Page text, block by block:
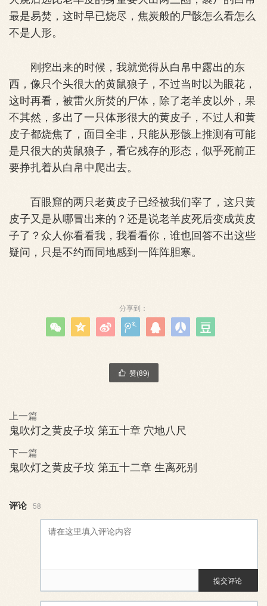
最是易焚，这时早已烧尽，焦炭般的尸骸怎么看怎么
不是人形。
刚挖出来的时候，我就觉得从白帛中露出的东
西，像只个头很大的黄鼠狼子，不过当时以为眼花，
这时再看，被雷火所焚的尸体，除了老羊皮以外，果
不其然，多出了一只体形很大的黄皮子，不过人和黄
皮子都烧焦了，面目全非，只能从形骸上推测有可能
是只很大的黄鼠狼子，看它残存的形态，似乎死前正
要挣扎着从白帛中爬出去。
百眼窟的两只老黄皮子已经被我们宰了，这只黄
皮子又是从哪冒出来的？还是说老羊皮死后变成黄皮
子了？众人你看看我，我看看你，谁也回答不出这些
疑问，只是不约而同地感到一阵阵胆寒。
分享到：
      
 赞(89)
上一篇
鬼吹灯之黄皮子坟 第五十章 穴地八尺
下一篇
鬼吹灯之黄皮子坟 第五十二章 生离死别
评论 58
提交评论